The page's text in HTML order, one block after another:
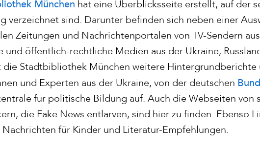
München hat eine Überblicksseite erstellt, auf der
verzeichnet sind. Darunter befinden sich neben einer
Zeitungen und Nachrichtenportalen von TV-Sendern
und öffentlich-rechtliche Medien aus der Ukraine,
die Stadtbibliothek München weitere Hintergrundberichte
und Experten aus der Ukraine, von der deutschen
für politische Bildung auf. Auch die Webseiten von
die Fake News entlarven, sind hier zu finden. Ebenso
für Kinder und Literatur-Empfehlungen.